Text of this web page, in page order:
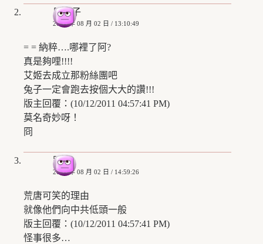
風兔子
2010 年 08 月 02 日 / 13:10:49
= = 納粹….哪裡了阿?
真是夠哩!!!!
艾姬去成立那粉絲團吧
兔子一定會跑去按個大大的讚!!!
版主回覆：(10/12/2011 04:57:41 PM)
莫名奇妙呀！
冏
路痕
2010 年 08 月 02 日 / 14:59:26
荒唐可笑的理由
就像他們向中共低頭一般
版主回覆：(10/12/2011 04:57:41 PM)
怪事很多…